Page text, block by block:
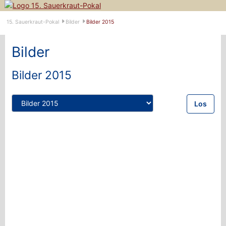
15. Sauerkraut-Pokal Bilder Bilder 2015
Bilder
Bilder 2015
Zielseite
Los